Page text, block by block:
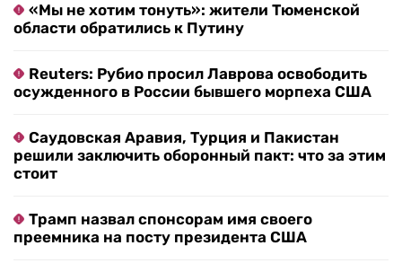
«Мы не хотим тонуть»: жители Тюменской
области обратились к Путину
Reuters: Рубио просил Лаврова освободить
осужденного в России бывшего морпеха США
Саудовская Аравия, Турция и Пакистан
решили заключить оборонный пакт: что за этим
стоит
Трамп назвал спонсорам имя своего
преемника на посту президента США